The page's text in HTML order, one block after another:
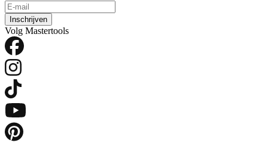
Inschrijven
Volg Mastertools